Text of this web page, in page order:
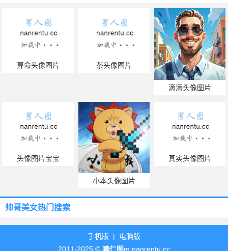
算命头像图片 茶头像图片
滴滴头像图片
头像图片宝宝
小本头像图片
真实头像图片
帅哥美女热门搜索
手机版 | 电脑版
2011-2025 © 喃仁图m.nanrentu.cc